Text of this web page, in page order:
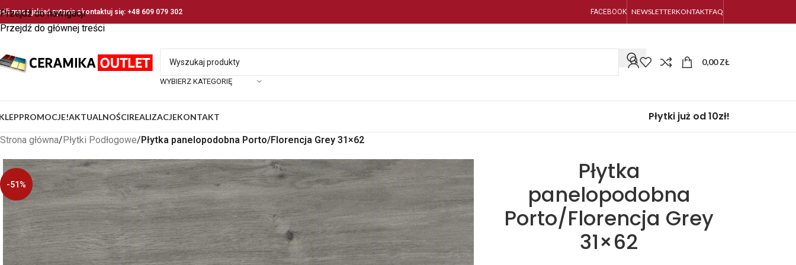
Przejdź do nawigacji
Przejdź do głównej treści
masz jakieś pytania skontaktuj się: +48 609 079 302 FACEBOOK NEWSLETTERKONTAKTFAQ
WYBIERZ KATEGORIĘ
0,00ZŁ
PROMOCJE!AKTUALNOŚCIREALIZACJEKONTAKT Płytki już od 10zł!
Strona główna/Płytki Podłogowe/Płytka panelopodobna Porto/Florencja Grey 31×62
-51%
Płytka
panelopodobna
Porto/Florencja Grey
31×62